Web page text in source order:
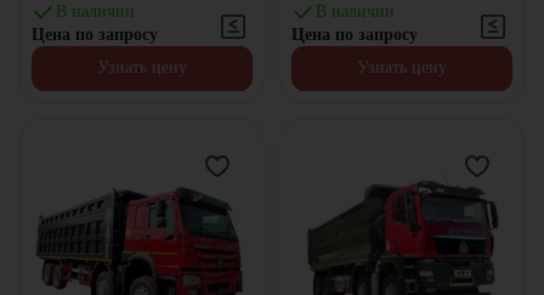
В наличии
Цена по запросу
Узнать цену
В наличии
Цена по запросу
Узнать цену